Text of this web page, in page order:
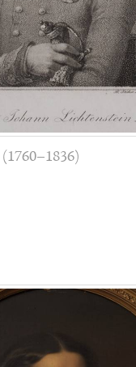
(1760–1836)